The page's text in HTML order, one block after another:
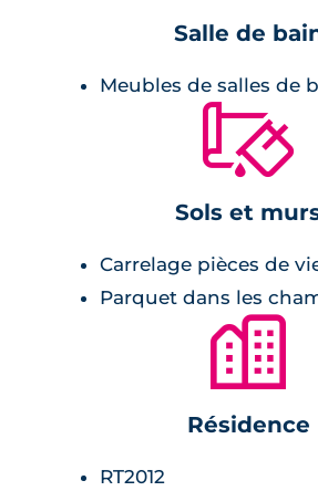
Salle de
Meubles de salles de
🔨
Sols et
Carrelage pièces de
Parquet dans les
🏙
Résidence
RT2012